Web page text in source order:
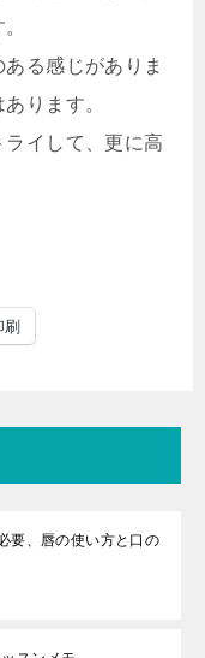
る感じがありま
ります。
イして、更に高
刷
要、唇の使い方と口の